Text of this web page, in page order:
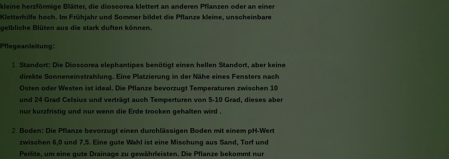
kleine herzförmige Blätter, die dioscorea klettert an anderen Pflanzen oder an einer
Kletterhilfe hoch. Im Frühjahr und Sommer bildet die Pflanze kleine, unscheinbare
gelbliche Blüten aus die stark duften können.
Pflegeanleitung:
Standort: Die Dioscorea elephantipes benötigt einen hellen Standort, aber keine
direkte Sonneneinstrahlung. Eine Platzierung in der Nähe eines Fensters nach
Osten oder Westen ist ideal. Die Pflanze bevorzugt Temperaturen zwischen 10
und 24 Grad Celsius und verträgt auch Temperturen von 5-10 Grad, dieses aber
nur kurzfristig und nur wenn die Erde trocken gehalten wird .
Boden: Die Pflanze bevorzugt einen durchlässigen Boden mit einem pH-Wert
zwischen 6,0 und 7,5. Eine gute Wahl ist eine Mischung aus Sand, Torf und
Perlite, um eine gute Drainage zu gewährleisten. Die Pflanze bekommt nur